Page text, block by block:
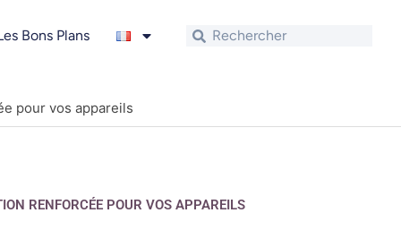
Bons Plans Rechercher
Rechercher
pour vos appareils
RENFORCÉE POUR VOS APPAREILS